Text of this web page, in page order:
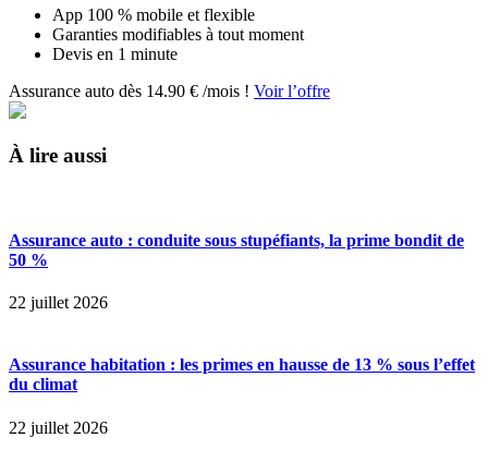
App 100 % mobile et flexible
Garanties modifiables à tout moment
Devis en 1 minute
Assurance auto dès 14.90 € /mois ! Voir l’offre
À lire aussi
Assurance auto : conduite sous stupéfiants, la prime bondit de
50 %
22 juillet 2026
Assurance habitation : les primes en hausse de 13 % sous l’effet
du climat
22 juillet 2026